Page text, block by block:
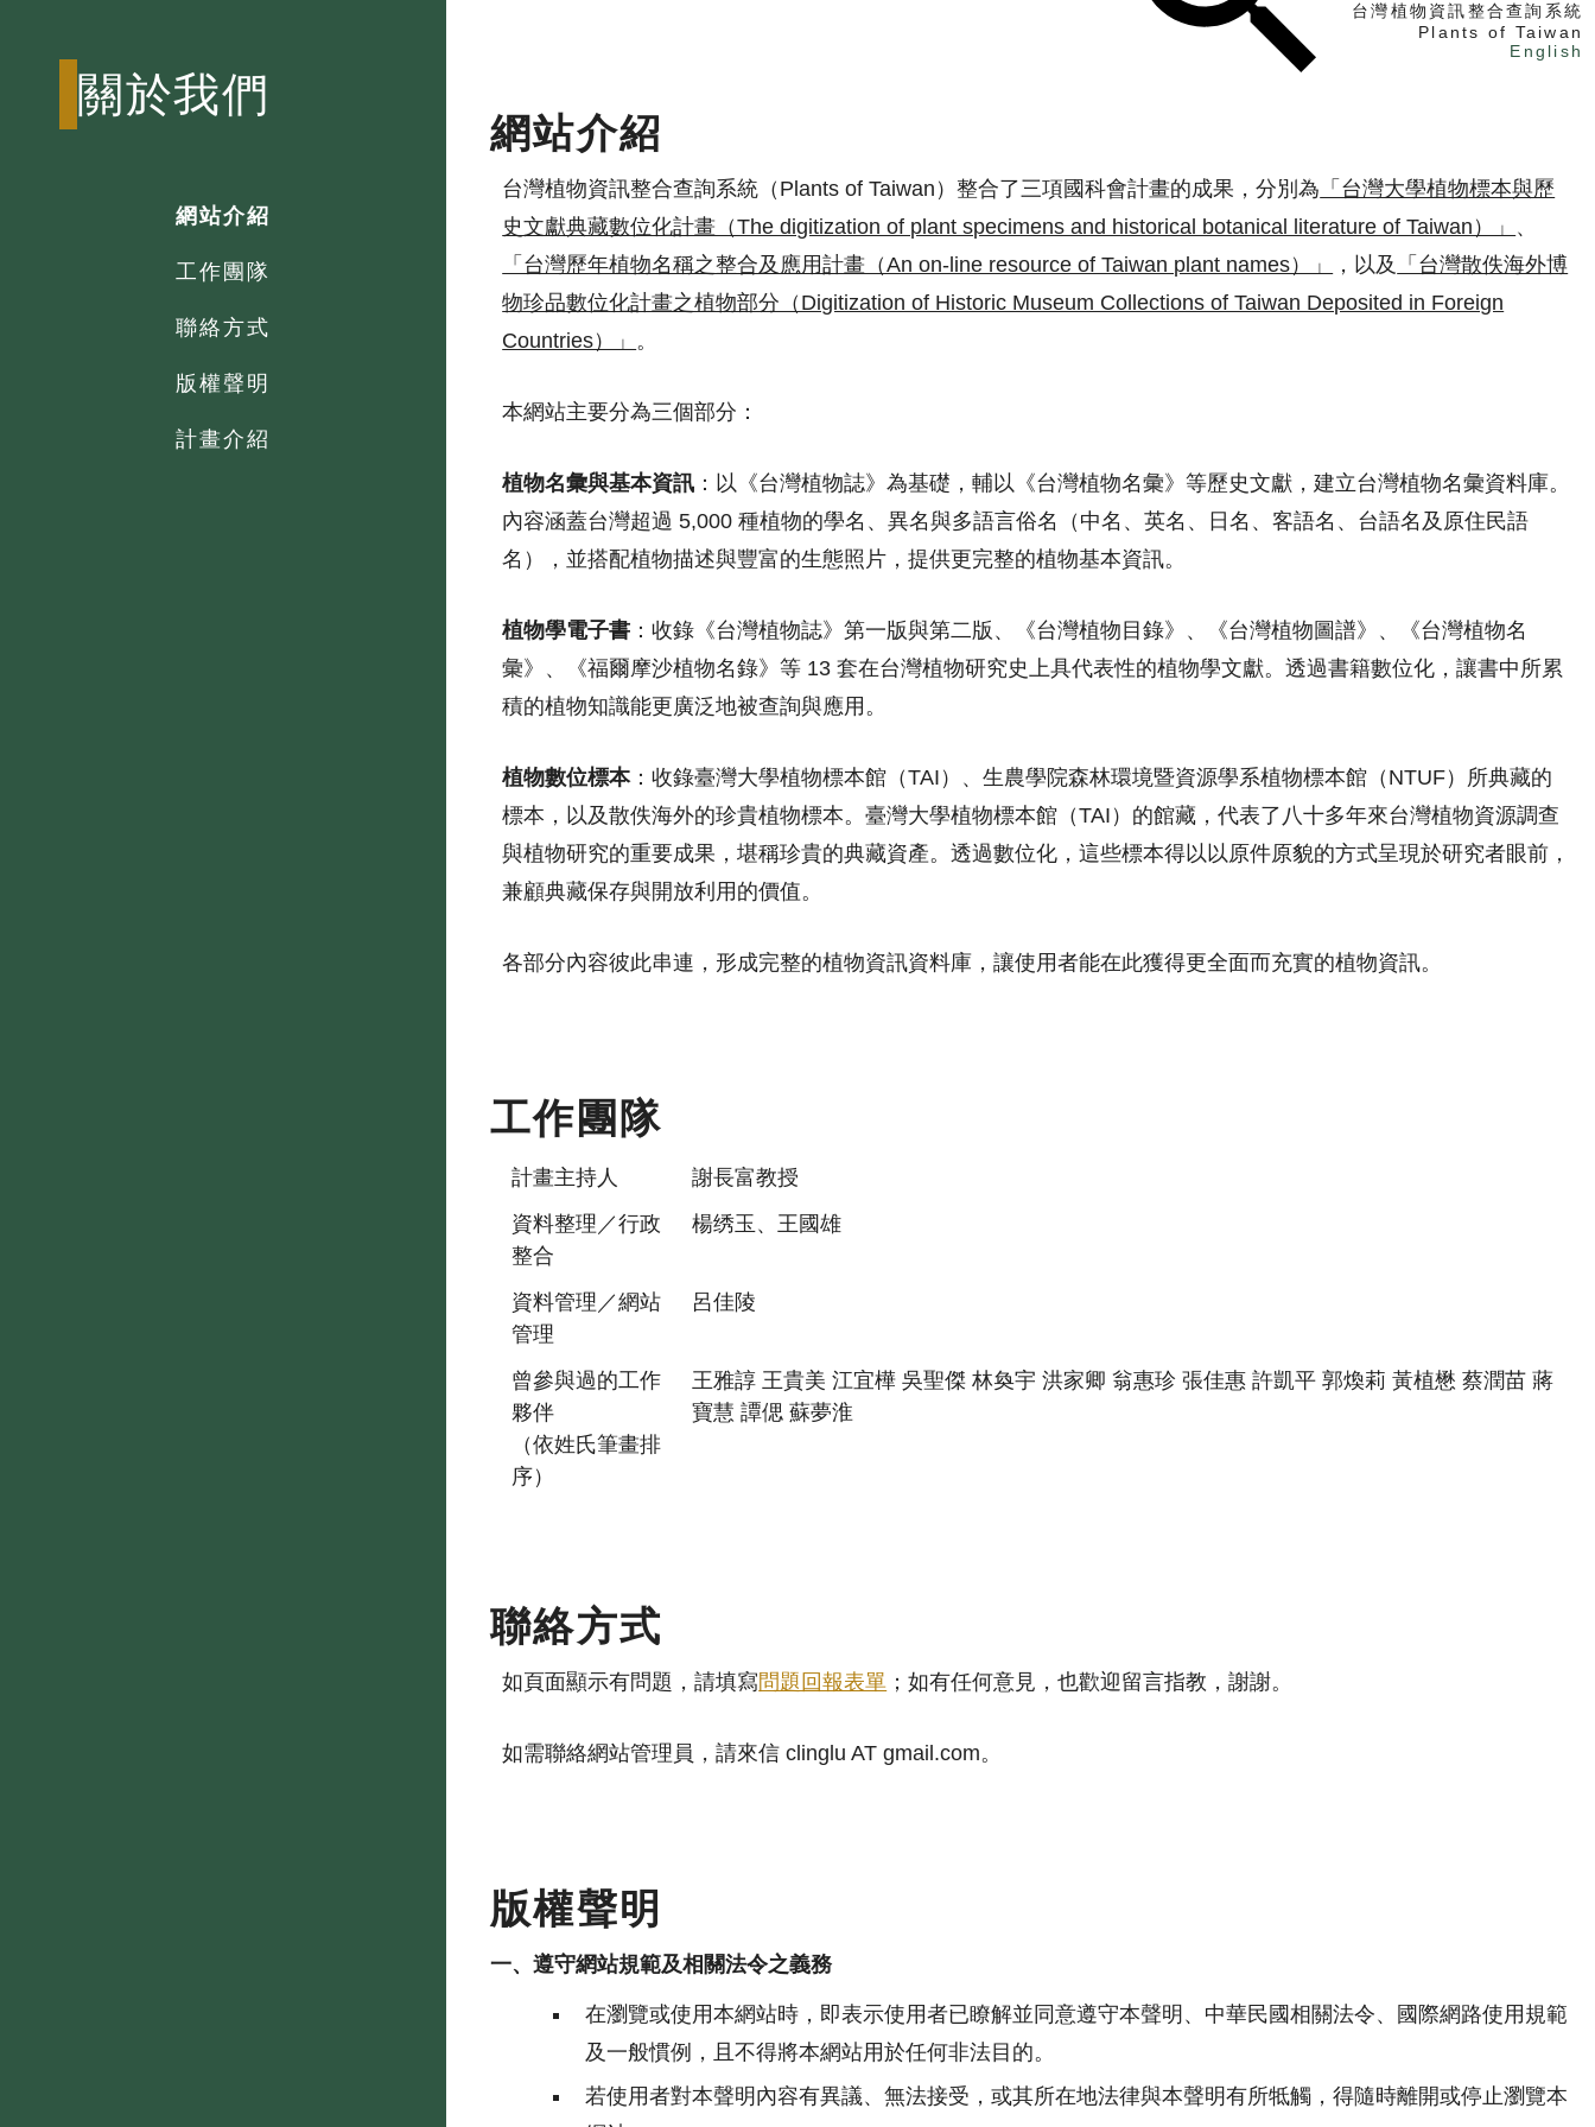
台灣植物資訊整合查詢系統
Plants of Taiwan
English
關於我們
網站介紹
工作團隊
聯絡方式
版權聲明
計畫介紹
網站介紹
台灣植物資訊整合查詢系統（Plants of Taiwan）整合了三項國科會計畫的成果，分別為 「台灣大學植物標本與歷
史文獻典藏數位化計畫（The digitization of plant specimens and historical botanical literature of Taiwan）」 、
「台灣歷年植物名稱之整合及應用計畫（An on-line resource of Taiwan plant names）」
，以及
「台灣散佚海外博
物珍品數位化計畫之植物部分（Digitization of Historic Museum Collections of Taiwan Deposited in Foreign
Countries）」 。
本網站主要分為三個部分：
植物名彙與基本資訊 ：以《台灣植物誌》為基礎，輔以《台灣植物名彙》等歷史文獻，建立台灣植物名彙資料庫。
內容涵蓋台灣超過 5,000 種植物的學名、異名與多語言俗名（中名、英名、日名、客語名、台語名及原住民語
名），並搭配植物描述與豐富的生態照片，提供更完整的植物基本資訊。
植物學電子書 ：收錄《台灣植物誌》第一版與第二版、《台灣植物目錄》、《台灣植物圖譜》、《台灣植物名
彙》、《福爾摩沙植物名錄》等 13 套在台灣植物研究史上具代表性的植物學文獻。透過書籍數位化，讓書中所累
積的植物知識能更廣泛地被查詢與應用。
植物數位標本：收錄臺灣大學植物標本館（TAI）、生農學院森林環境暨資源學系植物標本館（NTUF）所典藏的
標本，以及散佚海外的珍貴植物標本。臺灣大學植物標本館（TAI）的館藏，代表了八十多年來台灣植物資源調查
與植物研究的重要成果，堪稱珍貴的典藏資產。透過數位化，這些標本得以以原件原貌的方式呈現於研究者眼前，
兼顧典藏保存與開放利用的價值。
各部分內容彼此串連，形成完整的植物資訊資料庫，讓使用者能在此獲得更全面而充實的植物資訊。
工作團隊
計畫主持人
謝長富教授
資料整理／行政
整合
楊绣玉、王國雄
資料管理／網站
管理
呂佳陵
曾參與過的工作
夥伴
（依姓氏筆畫排
序）
王雅諄 王貴美 江宜樺 吳聖傑 林奐宇 洪家卿 翁惠珍 張佳惠 許凱平 郭煥莉 黃植懋 蔡潤苗 蔣
寶慧 譚偲 蘇夢淮
聯絡方式
如頁面顯示有問題，請填寫問題回報表單 ；如有任何意見，也歡迎留言指教，謝謝。
如需聯絡網站管理員，請來信 clinglu AT gmail.com。
版權聲明
一、遵守網站規範及相關法令之義務
在瀏覽或使用本網站時，即表示使用者已瞭解並同意遵守本聲明、中華民國相關法令、國際網路使用規範
及一般慣例，且不得將本網站用於任何非法目的。
若使用者對本聲明內容有異議、無法接受，或其所在地法律與本聲明有所牴觸，得隨時離開或停止瀏覽本